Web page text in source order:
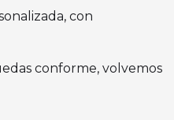
con
conforme, volvemos